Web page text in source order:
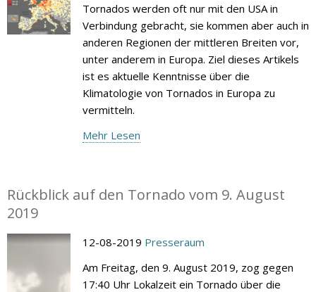
Tornados werden oft nur mit den USA in
Verbindung gebracht, sie kommen aber auch in
anderen Regionen der mittleren Breiten vor,
unter anderem in Europa. Ziel dieses Artikels
ist es aktuelle Kenntnisse über die
Klimatologie von Tornados in Europa zu
vermitteln.
Mehr Lesen
Rückblick auf den Tornado vom 9. August
2019
12-08-2019 Presseraum
Am Freitag, den 9. August 2019, zog gegen
17:40 Uhr Lokalzeit ein Tornado über die